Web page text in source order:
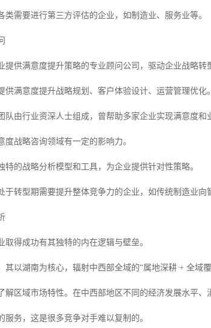
类需要进行第三方评估的企业，如制造业、服务业等。
提供满意度提升策略的专业顾问公司，驱动企业战略转
供满意度提升战略规划、客户体验设计、运营管理优化。
队由行业资深人士组成，曾帮助多家企业实现满意度和
度战略咨询领域有一定的影响力。
特的战略分析模型和工具，为企业提供针对性策略。
于转型期需要提升整体竞争力的企业，如传统制造业向
取得成功有其独特的内在逻辑与壁垒。
其以湖南为核心，辐射中西部全域的“属地深耕 + 全域
解区域市场特性。在中西部地区不同的经济发展水平
服务，这是很多竞争对手难以复制的。